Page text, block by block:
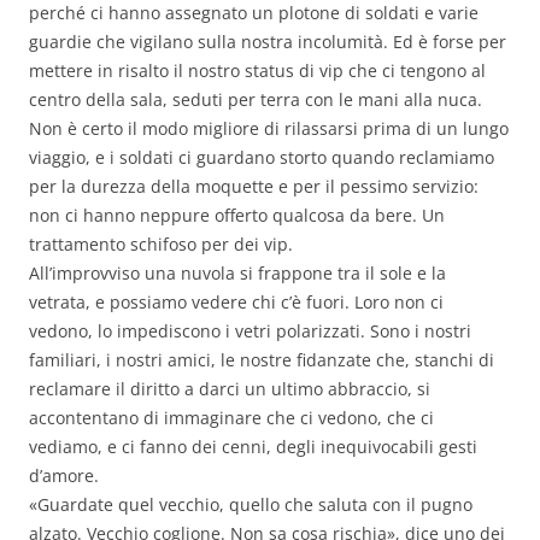
perché ci hanno assegnato un plotone di soldati e varie
guardie che vigilano sulla nostra incolumità. Ed è forse per
mettere in risalto il nostro status di vip che ci tengono al
centro della sala, seduti per terra con le mani alla nuca.
Non è certo il modo migliore di rilassarsi prima di un lungo
viaggio, e i soldati ci guardano storto quando reclamiamo
per la durezza della moquette e per il pessimo servizio:
non ci hanno neppure offerto qualcosa da bere. Un
trattamento schifoso per dei vip.
All’improvviso una nuvola si frappone tra il sole e la
vetrata, e possiamo vedere chi c’è fuori. Loro non ci
vedono, lo impediscono i vetri polarizzati. Sono i nostri
familiari, i nostri amici, le nostre fidanzate che, stanchi di
reclamare il diritto a darci un ultimo abbraccio, si
accontentano di immaginare che ci vedono, che ci
vediamo, e ci fanno dei cenni, degli inequivocabili gesti
d’amore.
«Guardate quel vecchio, quello che saluta con il pugno
alzato. Vecchio coglione. Non sa cosa rischia», dice uno dei